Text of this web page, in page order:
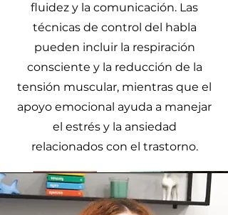
fluidez y la comunicación. Las
técnicas de control del habla
pueden incluir la respiración
consciente y la reducción de la
tensión muscular, mientras que el
apoyo emocional ayuda a manejar
el estrés y la ansiedad
relacionados con el trastorno.